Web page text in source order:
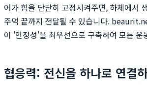
어가 힘을 단단히 고정시켜주면, 하체에서
주먹 끝까지 전달될 수 있습니다.
이 '안정성'을 최우선으로 구축하여 모든 운
협응력: 전신을 하나로 연결